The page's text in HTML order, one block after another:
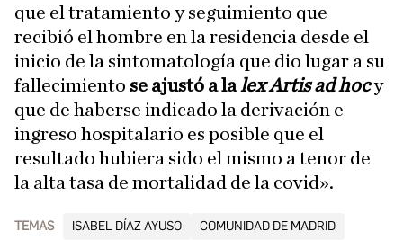
que el tratamiento y seguimiento que
recibió el hombre en la residencia desde el
inicio de la sintomatología que dio lugar a su
fallecimiento se ajustó a lalex Artis ad hocy
que de haberse indicado la derivación e
ingreso hospitalario es posible que el
resultado hubiera sido el mismo a tenor de
la alta tasa de mortalidad de la covid».
TEMAS ISABEL DÍAZ AYUSO COMUNIDAD DE MADRID